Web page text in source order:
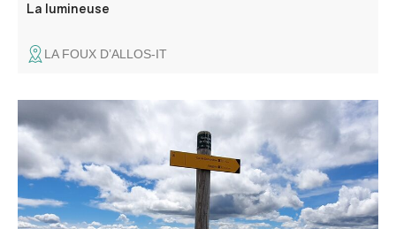
La lumineuse
LA FOUX D’ALLOS-IT
Vista sul lago di Castillon. Al mattino presto e nelle
giornate limpide, dalla vetta si possono vedere la Corsica,
il vuoto delle Gole del Verdon a sud-ovest, il Mont-Chiran
a ovest e il punto più alto della zona a nord-ovest, il
massiccio del Cheval Blanc.